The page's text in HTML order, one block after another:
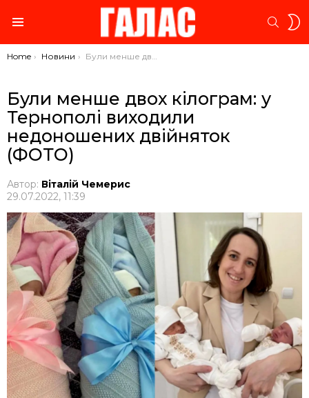
You are here:
Home Новини Були менше двох кілограм: у Тернополі виходили недоношених двійняток (ФОТО)
Були менше двох кілограм: у
Тернополі виходили
недоношених двійняток
(ФОТО)
Автор: Віталій Чемерис
29.07.2022, 11:39